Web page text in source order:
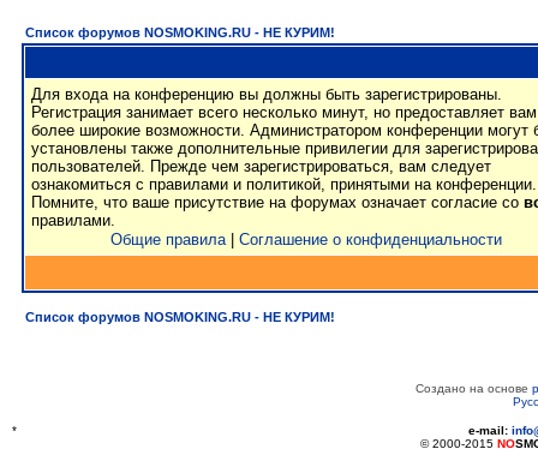
Список форумов NOSMOKING.RU - НЕ КУРИМ!
Для входа на конференцию вы должны быть зарегистрированы.
Регистрация занимает всего несколько минут, но предоставляет вам
более широкие возможности. Администратором конференции могут
установлены также дополнительные привилегии для
пользователей. Прежде чем зарегистрироваться, вам следует
ознакомиться с правилами и политикой, принятыми на конференции.
Помните, что ваше присутствие на форумах означает согласие со
правилами.
Общие правила| Соглашение о конфиденциальности
Список форумов NOSMOKING.RU - НЕ КУРИМ!
Создано на основе
* e-mail:
© 2000-2015 NO